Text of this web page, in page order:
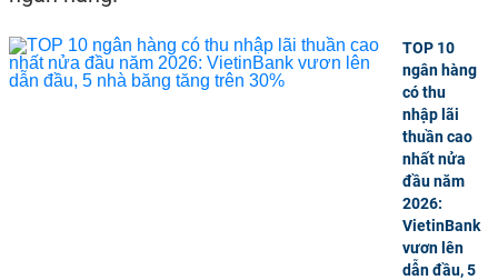
TOP 10
ngân hàng
có thu
nhập lãi
thuần cao
nhất nửa
đầu năm
2026:
VietinBank
vươn lên
dẫn đầu, 5